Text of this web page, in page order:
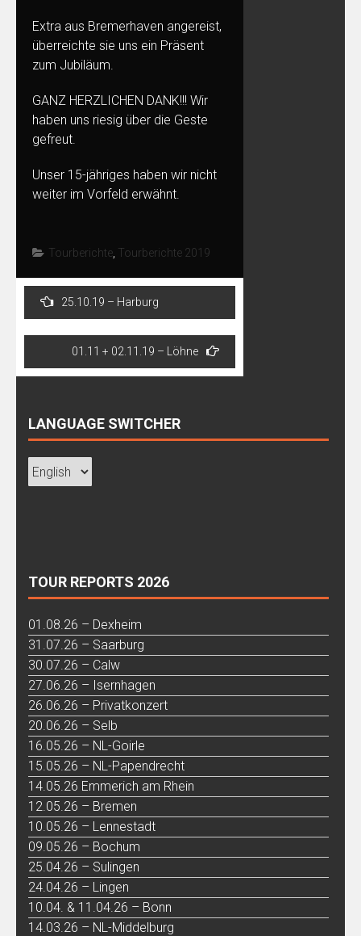
Extra aus Bremerhaven angereist,
überreichte sie uns ein Präsent
zum Jubiläum.
GANZ HERZLICHEN DANK!!! Wir
haben uns riesig über die Geste
gefreut.
Unser 15-jähriges haben wir nicht
weiter im Vorfeld erwähnt.
Tourberichte, Tourberichte 2019
Post
navigation
25.10.19 – Harburg
01.11 + 02.11.19 – Löhne
LANGUAGE SWITCHER
TOUR REPORTS 2026
01.08.26 – Dexheim
31.07.26 – Saarburg
30.07.26 – Calw
27.06.26 – Isernhagen
26.06.26 – Privatkonzert
20.06.26 – Selb
16.05.26 – NL-Goirle
15.05.26 – NL-Papendrecht
14.05.26 Emmerich am Rhein
12.05.26 – Bremen
10.05.26 – Lennestadt
09.05.26 – Bochum
25.04.26 – Sulingen
24.04.26 – Lingen
10.04. & 11.04.26 – Bonn
14.03.26 – NL-Middelburg